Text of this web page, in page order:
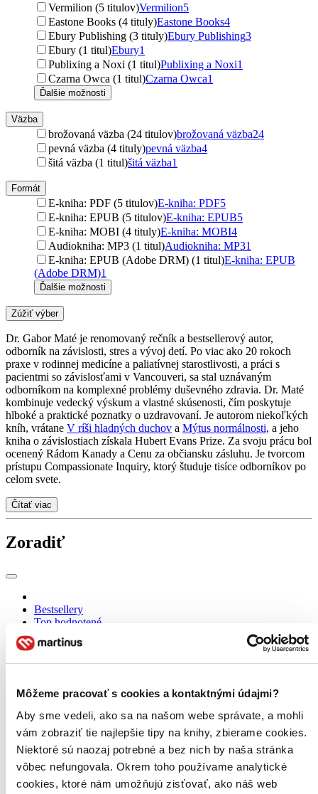
Môžeme pracovať s cookies a kontaktnými údajmi?
Aby sme vedeli, ako sa na našom webe správate, a mohli
vám zobraziť tie najlepšie tipy na knihy, zbierame cookies.
Niektoré sú naozaj potrebné a bez nich by naša stránka
vôbec nefungovala. Okrem toho používame analytické
cookies, ktoré nám umožňujú zisťovať, ako náš web
Vermilion (5 titulov)Vermilion5
Eastone Books (4 tituly)Eastone Books4
Ebury Publishing (3 tituly)Ebury Publishing3
Ebury (1 titul)Ebury1
Publixing a Noxi (1 titul)Publixing a Noxi1
Czarna Owca (1 titul)Czarna Owca1
Ďalšie možnosti
Väzba
brožovaná väzba (24 titulov)brožovaná väzba24
pevná väzba (4 tituly)pevná väzba4
šitá väzba (1 titul)šitá väzba1
Formát
E-kniha: PDF (5 titulov)E-kniha: PDF5
E-kniha: EPUB (5 titulov)E-kniha: EPUB5
E-kniha: MOBI (4 tituly)E-kniha: MOBI4
Audiokniha: MP3 (1 titul)Audiokniha: MP31
E-kniha: EPUB (Adobe DRM) (1 titul)E-kniha: EPUB
(Adobe DRM)1
Ďalšie možnosti
Zúžiť výber
Dr. Gabor Maté je renomovaný rečník a bestsellerový autor,
odborník na závislosti, stres a vývoj detí. Po viac ako 20 rokoch
praxe v rodinnej medicíne a paliatívnej starostlivosti, a práci s
pacientmi so závislosťami v Vancouveri, sa stal uznávaným
odborníkom na komplexné problémy duševného zdravia. Dr. Maté
kombinuje vedecký výskum a vlastné skúsenosti, čím poskytuje
hlboké a praktické poznatky o uzdravovaní. Je autorom niekoľkých
kníh, vrátane V ríši hladných duchov a Mýtus normálnosti, a jeho
kniha o závislostiach získala Hubert Evans Prize. Za svoju prácu bol
ocenený Rádom Kanady a Cenu za občiansku zásluhu. Je tvorcom
prístupu Compassionate Inquiry, ktorý študuje tisíce odborníkov po
celom svete.
Čítať viac
Zoradiť
Bestsellery
Top hodnotené
Novinky
Najdrahšie
Najlacnejšie